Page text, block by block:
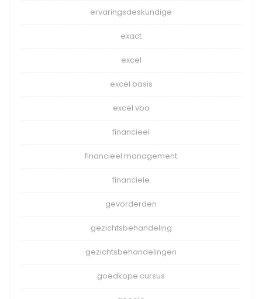
ervaringsdeskundige
exact
excel
excel basis
excel vba
financieel
financieel management
financiele
gevorderden
gezichtsbehandeling
gezichtsbehandelingen
goedkope cursus